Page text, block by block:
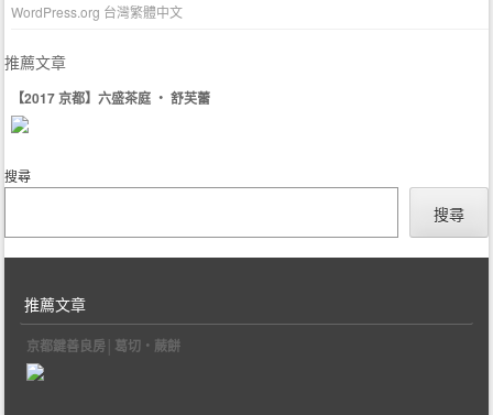
WordPress.org 台灣繁體中文
推薦文章
【2017 京都】六盛茶庭 ‧ 舒芙蕾
搜尋
搜尋
推薦文章
京都鍵善良房│葛切‧蕨餅